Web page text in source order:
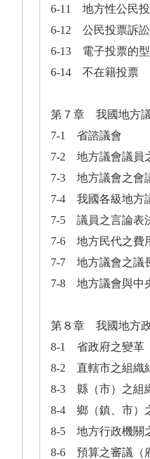
6-11 地方性公民
6-12 公民投票訴訟
6-13 電子投票的
6-14 不在籍投票
第７章 我國地方
7-1 省諮議會
7-2 地方議會議員
7-3 地方議會之會
7-4 我國各級地方
7-5 議員之言論表
7-6 地方民代之費
7-7 地方議會之議
7-8 地方議會與中
第８章 我國地方
8-1 省政府之變革
8-2 直轄市之組織
8-3 縣（市）之組
8-4 鄉（鎮、市）
8-5 地方行政機關
8-6 預算之審議（